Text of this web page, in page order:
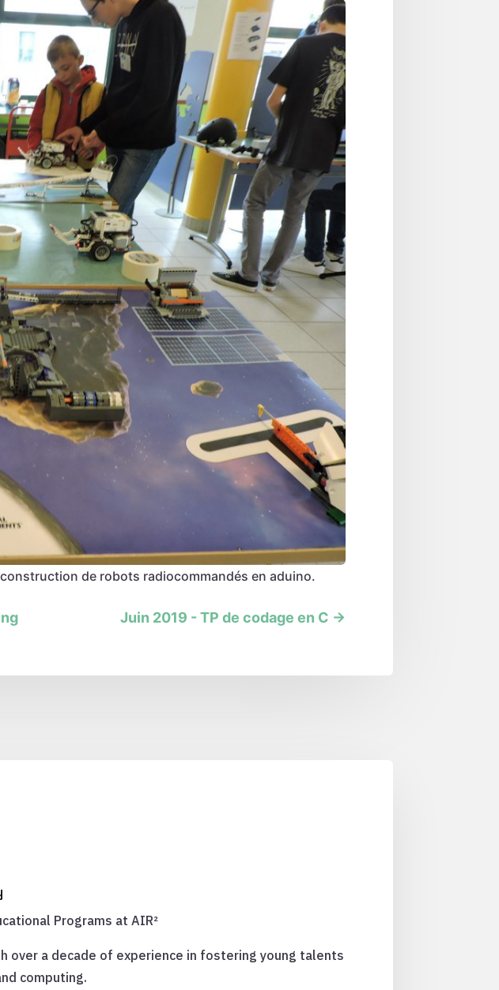
de robots radiocommandés en aduino.
Juin 2019 - TP de codage en C →
Programs at AIR²
a decade of experience in fostering young talents
computing.